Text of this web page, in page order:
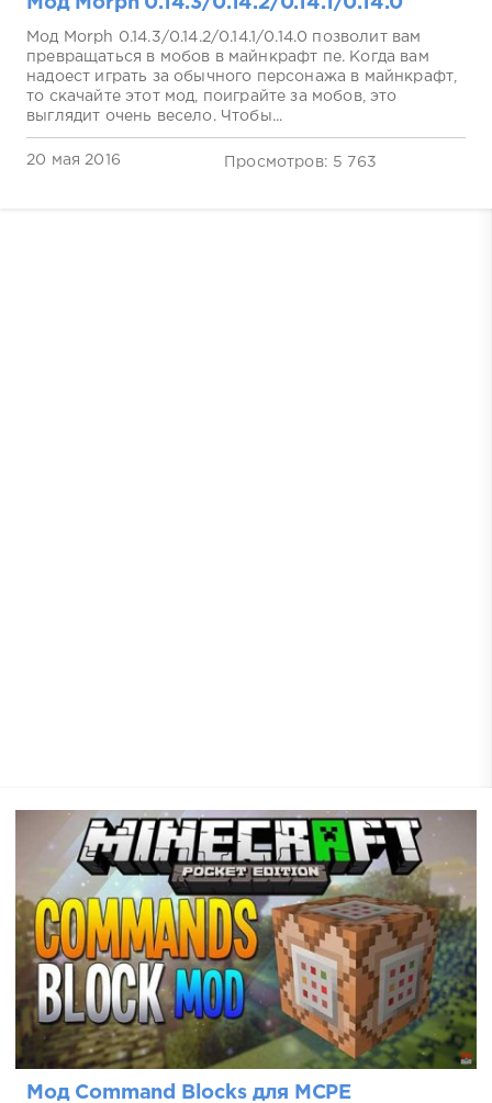
Мод Morph 0.14.3/0.14.2/0.14.1/0.14.0 позволит вам
превращаться в мобов в майнкрафт пе. Когда вам
надоест играть за обычного персонажа в майнкрафт,
то скачайте этот мод, поиграйте за мобов, это
выглядит очень весело. Чтобы...
20 мая 2016 Просмотров: 5 763
Мод Command Blocks для MCPE